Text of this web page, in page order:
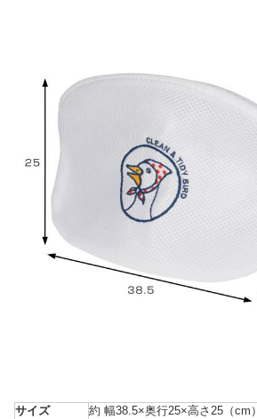
サイズ
約 幅38.5×奥行25×高さ25（cm）